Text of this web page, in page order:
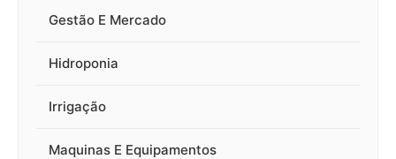
Gestão E Mercado
Hidroponia
Irrigação
Maquinas E Equipamentos